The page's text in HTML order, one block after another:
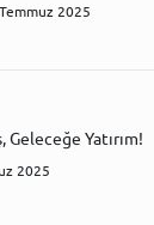
2025
Geleceğe Yatırım!
2025